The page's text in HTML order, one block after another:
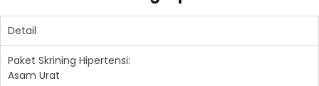
Detail
Paket Skrining Hipertensi:
Asam Urat